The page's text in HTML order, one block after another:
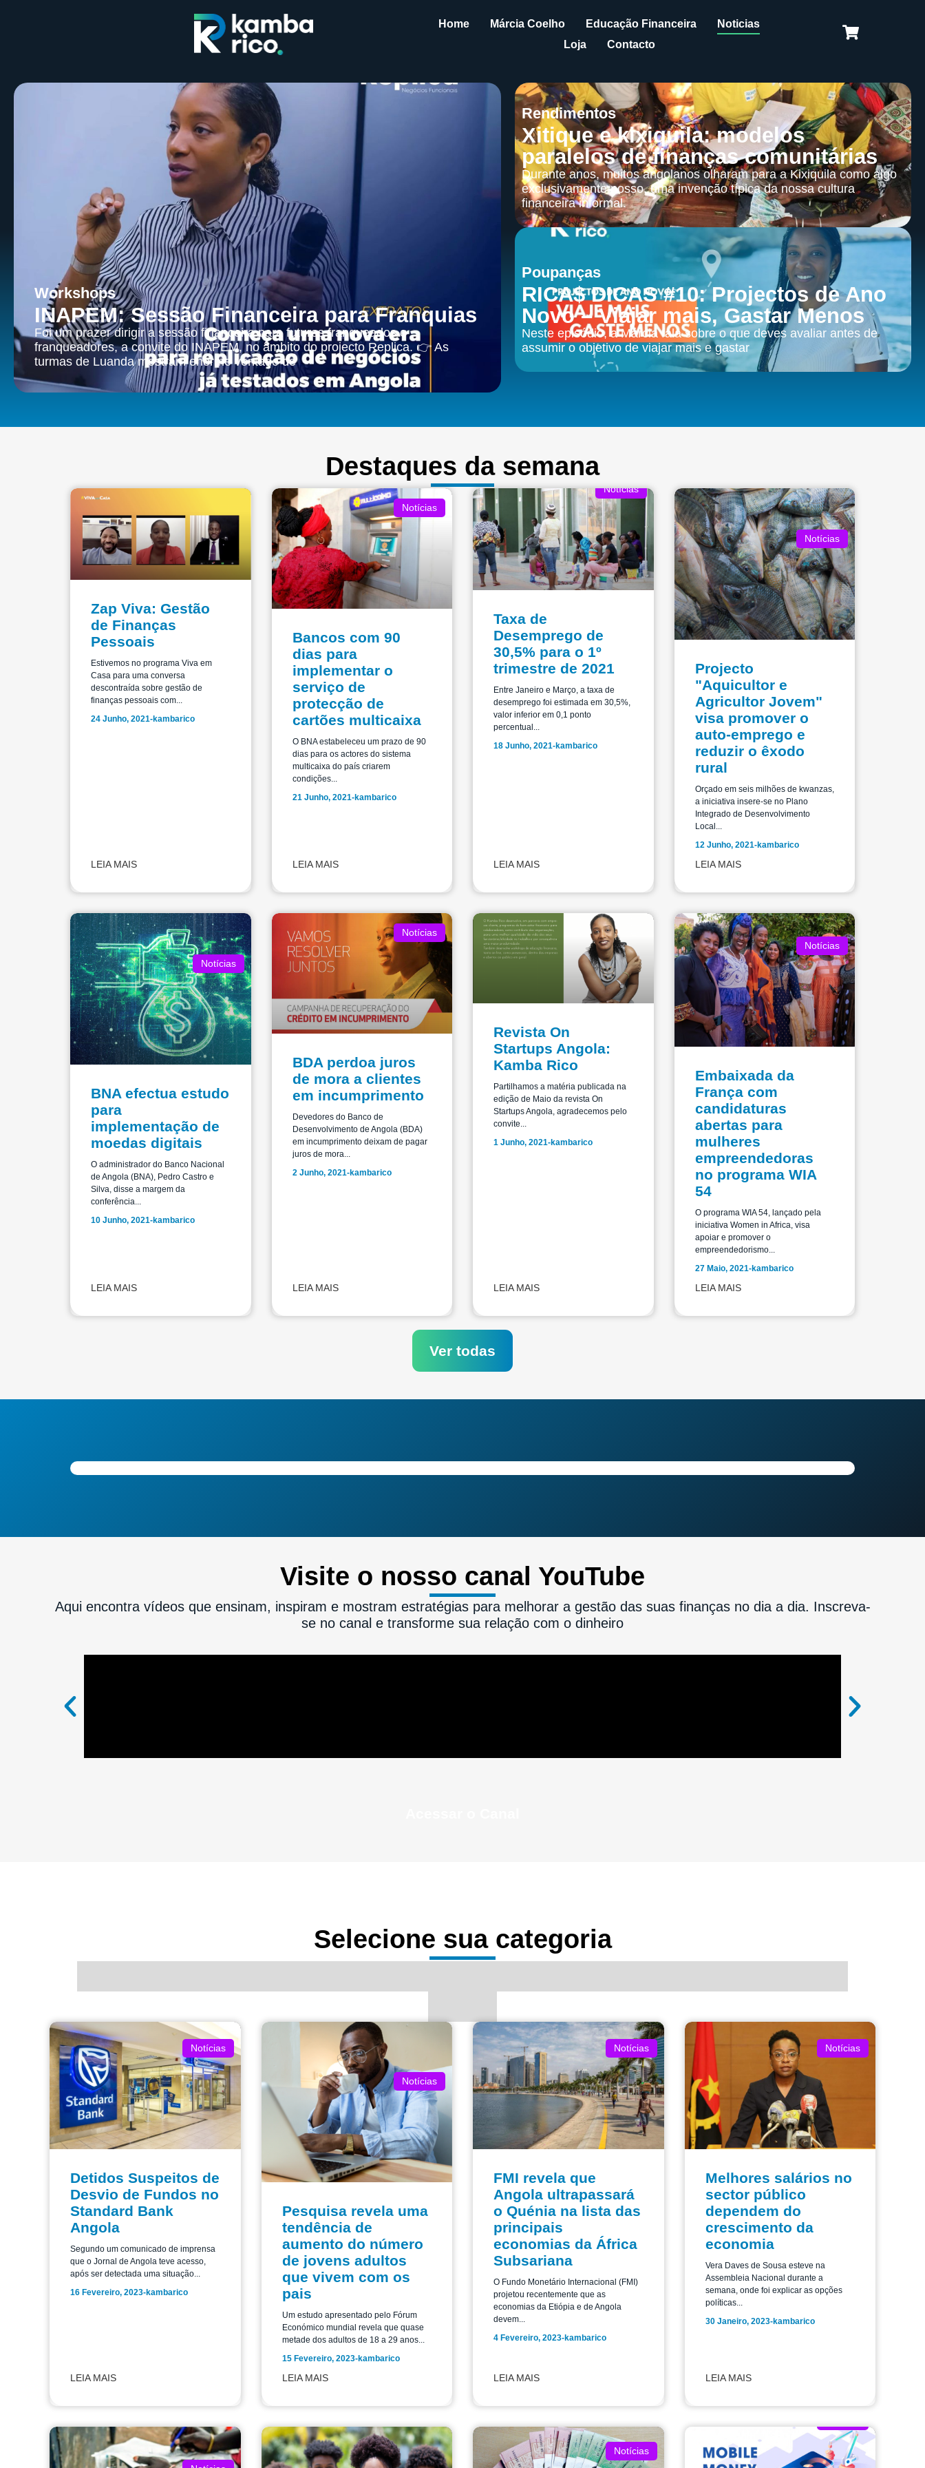
Home Márcia Coelho Educação Financeira
Noticias
Loja
Contacto
Workshops
INAPEM: Sessão Financeira para Franquias
Foi um prazer dirigir a sessão financeira para futuros franqueados e
franqueadores, a convite do INAPEM, no âmbito do projecto Replica. 👉 As
turmas de Luanda mostram enorme vontade de
Rendimentos
Xitique e kixiquila: modelos
paralelos de finanças comunitárias
Durante anos, muitos angolanos olharam para a Kixiquila como algo
exclusivamente nosso, uma invenção típica da nossa cultura
financeira informal.
Poupanças
RICA$ DICAS #10: Projectos de Ano
Novo – Viajar mais, Gastar Menos
Neste episódio, a Márcia fala sobre o que deves avaliar antes de
assumir o objetivo de viajar mais e gastar
Destaques da semana
Zap Viva: Gestão
de Finanças
Pessoais
Estivemos no programa Viva em
Casa para uma conversa
descontraída sobre gestão de
finanças pessoais com...
24 Junho, 2021-kambarico
LEIA MAIS
Notícias
Bancos com 90
dias para
implementar o
serviço de
protecção de
cartões multicaixa
O BNA estabeleceu um prazo de 90
dias para os actores do sistema
multicaixa do país criarem
condições...
21 Junho, 2021-kambarico
LEIA MAIS
Notícias
Taxa de
Desemprego de
30,5% para o 1º
trimestre de 2021
Entre Janeiro e Março, a taxa de
desemprego foi estimada em 30,5%,
valor inferior em 0,1 ponto
percentual...
18 Junho, 2021-kambarico
LEIA MAIS
Notícias
Projecto
"Aquicultor e
Agricultor Jovem"
visa promover o
auto-emprego e
reduzir o êxodo
rural
Orçado em seis milhões de kwanzas,
a iniciativa insere-se no Plano
Integrado de Desenvolvimento
Local...
12 Junho, 2021-kambarico
LEIA MAIS
Notícias
BNA efectua estudo
para
implementação de
moedas digitais
O administrador do Banco Nacional
de Angola (BNA), Pedro Castro e
Silva, disse a margem da
conferência...
10 Junho, 2021-kambarico
LEIA MAIS
Notícias
BDA perdoa juros
de mora a clientes
em incumprimento
Devedores do Banco de
Desenvolvimento de Angola (BDA)
em incumprimento deixam de pagar
juros de mora...
2 Junho, 2021-kambarico
LEIA MAIS
Revista On
Startups Angola:
Kamba Rico
Partilhamos a matéria publicada na
edição de Maio da revista On
Startups Angola, agradecemos pelo
convite...
1 Junho, 2021-kambarico
LEIA MAIS
Notícias
Embaixada da
França com
candidaturas
abertas para
mulheres
empreendedoras
no programa WIA
54
O programa WIA 54, lançado pela
iniciativa Women in Africa, visa
apoiar e promover o
empreendedorismo...
27 Maio, 2021-kambarico
LEIA MAIS
Ver todas
Visite o nosso canal YouTube
Aqui encontra vídeos que ensinam, inspiram e mostram estratégias para melhorar a gestão das suas finanças no dia a dia. Inscreva-
se no canal e transforme sua relação com o dinheiro
Selecione sua categoria
Notícias
Detidos Suspeitos de
Desvio de Fundos no
Standard Bank
Angola
Segundo um comunicado de imprensa
que o Jornal de Angola teve acesso,
após ser detectada uma situação...
16 Fevereiro, 2023-kambarico
LEIA MAIS
Notícias
Pesquisa revela uma
tendência de
aumento do número
de jovens adultos
que vivem com os
pais
Um estudo apresentado pelo Fórum
Económico mundial revela que quase
metade dos adultos de 18 a 29 anos...
15 Fevereiro, 2023-kambarico
LEIA MAIS
Notícias
FMI revela que
Angola ultrapassará
o Quénia na lista das
principais
economias da África
Subsariana
O Fundo Monetário Internacional (FMI)
projetou recentemente que as
economias da Etiópia e de Angola
devem...
4 Fevereiro, 2023-kambarico
LEIA MAIS
Notícias
Melhores salários no
sector público
dependem do
crescimento da
economia
Vera Daves de Sousa esteve na
Assembleia Nacional durante a
semana, onde foi explicar as opções
políticas...
30 Janeiro, 2023-kambarico
LEIA MAIS
Notícias